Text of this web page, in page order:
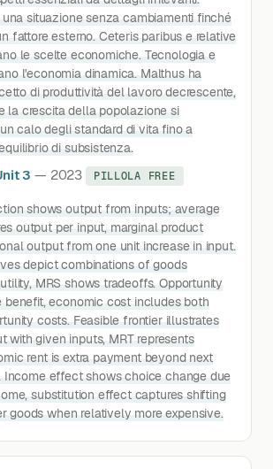
una situazione senza cambiamenti finché
fattore esterno. Ceteris paribus e relative
le scelte economiche. Tecnologia e
l'economia dinamica. Malthus ha
di produttività del lavoro decrescente,
la crescita della popolazione si
calo degli standard di vita fino a
di subsistenza.
3 — 2023 PILLOLA FREE
shows output from inputs; average
output per input, marginal product
output from one unit increase in input.
depict combinations of goods
MRS shows tradeoffs. Opportunity
benefit, economic cost includes both
costs. Feasible frontier illustrates
with given inputs, MRT represents
rent is extra payment beyond next
Income effect shows choice change due
substitution effect captures shifting
goods when relatively more expensive.